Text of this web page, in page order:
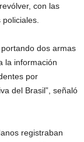
con las
dos armas
la información
por
del Brasil”, señaló
registraban